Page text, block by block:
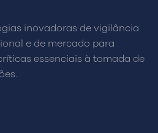
inovadoras de vigilância
e de mercado para
essenciais à tomada de